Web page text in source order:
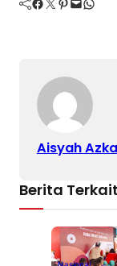
Aisyah Azka
Berita Terkait
Nasional